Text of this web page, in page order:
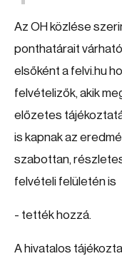
Az OH közlése
ponthatárait
elsőként a felvi.hu
felvételizők, akik
előzetes
is kapnak az
szabottan,
felvételi felületén is
- tették hozzá.
A hivatalos